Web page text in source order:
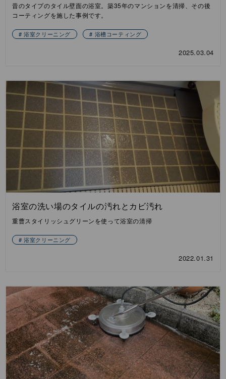
昔のタイプのタイル壁面の浴室。築35年のマンションを清掃、その後
コーティングを施した事例です。
浴室クリーニング 浴槽コーティング
2025.03.04
浴室の洗い場のタイルの汚れとカビ汚れ
重曹スタイリッシュグリーンを使って浴室の清掃
浴室クリーニング
2022.01.31